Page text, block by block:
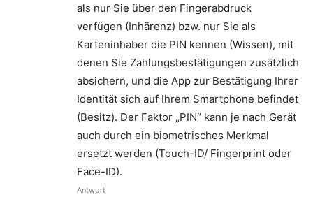
als nur Sie über den Fingerabdruck
verfügen (Inhärenz) bzw. nur Sie als
Karteninhaber die PIN kennen (Wissen), mit
denen Sie Zahlungsbestätigungen zusätzlich
absichern, und die App zur Bestätigung Ihrer
Identität sich auf Ihrem Smartphone befindet
(Besitz). Der Faktor „PIN“ kann je nach Gerät
auch durch ein biometrisches Merkmal
ersetzt werden (Touch-ID/ Fingerprint oder
Face-ID).
Antwort